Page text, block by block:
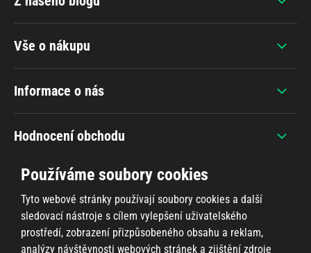
Vše o nákupu
Informace o nás
Hodnocení obchodu
+420 607 383 838
Používáme soubory cookies
Tyto webové stránky používají soubory cookies a další
sledovací nástroje s cílem vylepšení uživatelského
prostředí, zobrazení přizpůsobeného obsahu a reklam,
analýzy návštěvnosti webových stránek a zjištění zdroje